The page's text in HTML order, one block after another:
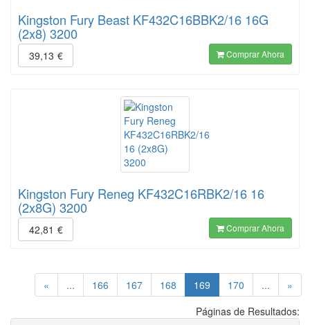
Kingston Fury Beast KF432C16BBK2/16 16G
(2x8) 3200
39,13 € Comprar Ahora
Kingston Fury Reneg KF432C16RBK2/16 16
(2x8G) 3200
42,81 € Comprar Ahora
« ... 166 167 168 169 (current)
170 ...
»
Páginas de Resultados: